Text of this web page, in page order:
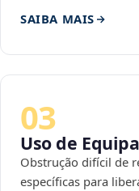
SAIBA MAIS
03
Uso de
Obstrução difícil de
específicas para